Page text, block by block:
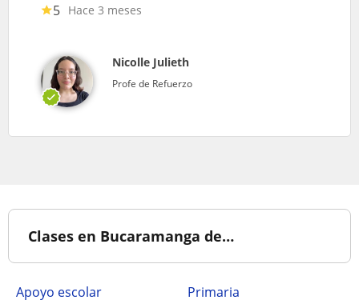
5 Hace 3 meses
Nicolle Julieth
Profe de Refuerzo
Clases en Bucaramanga de…
Apoyo escolar
Primaria